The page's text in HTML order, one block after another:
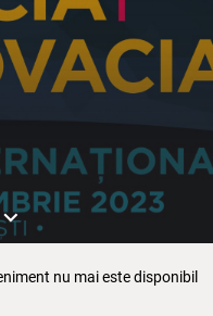
nu mai este disponibil